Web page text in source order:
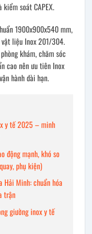
soát CAPEX.
1900x900x540 mm,
liệu Inox 201/304.
khám, chăm sóc
cao nên ưu tiên Inox
hành dài hạn.
y tế 2025 – minh
động mạnh, khó so
phụ kiện)
Hải Minh: chuẩn hóa
trận
giường inox y tế